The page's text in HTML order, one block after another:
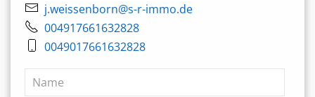
j.weissenborn@s-r-immo.de
004917661632828
0049017661632828